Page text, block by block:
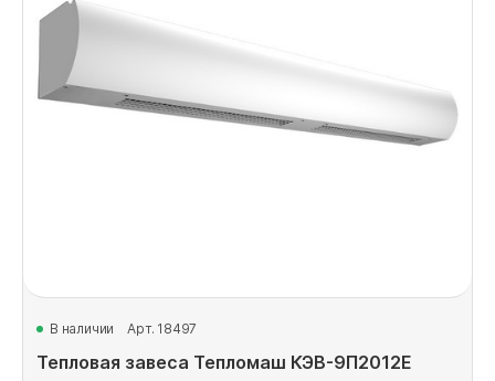
В наличии Арт. 18497
Тепловая завеса Тепломаш КЭВ-9П2012Е